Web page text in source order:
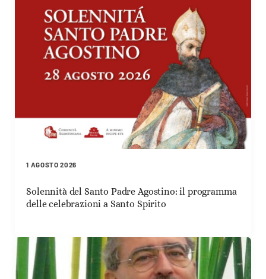
1 AGOSTO 2026
Solennità del Santo Padre Agostino: il programma
delle celebrazioni a Santo Spirito